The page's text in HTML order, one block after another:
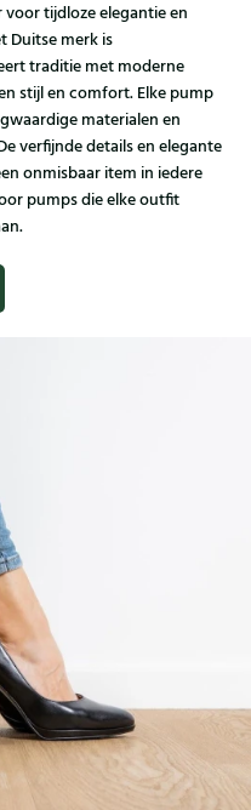
voor tijdloze elegantie en
Duitse merk is
traditie met moderne
stijl en comfort. Elke pump
materialen en
verfijnde details en elegante
onmisbaar item in iedere
pumps die elke outfit